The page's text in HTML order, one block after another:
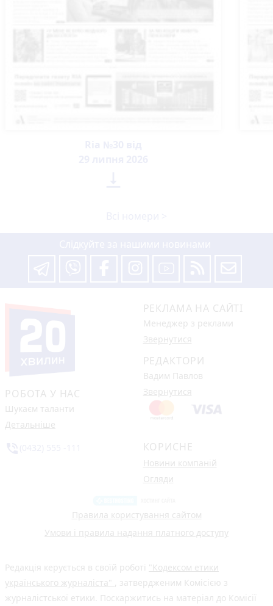
РОБОТА У НАС
Шукаєм таланти
Детальніше
РЕКЛАМА НА САЙТІ
Менеджер з реклами
Звернутися
РЕДАКТОРИ
Вадим Павлов
Звернутися
КОРИСНЕ
Новини компаній
Огляди
Правила користування сайтом
Умови і правила надання платного доступу
Редакція керується в своїй роботі "Кодексом етики
українського журналіста"
, затвердженим Комісією з
журналістської етики. Поскаржитись на матеріал до Комісії